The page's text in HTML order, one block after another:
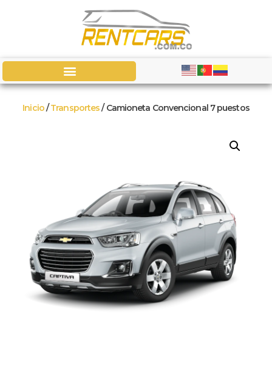
Inicio/Transportes/ Camioneta Convencional 7 puestos